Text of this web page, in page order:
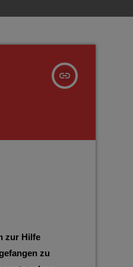
insert_link
zur Hilfe
zu